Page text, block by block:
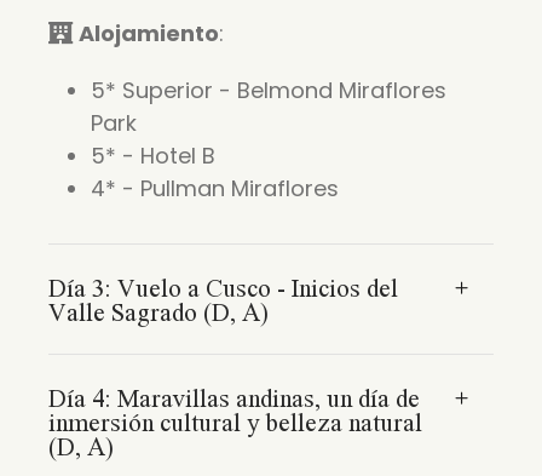
Alojamiento:
5* Superior - Belmond Miraflores
Park
5* - Hotel B
4* - Pullman Miraflores
Día 3: Vuelo a Cusco - Inicios del
Valle Sagrado (D, A)
Día 4: Maravillas andinas, un día de
inmersión cultural y belleza natural
(D, A)